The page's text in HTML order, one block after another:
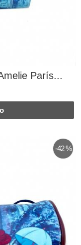
París...
-42 %